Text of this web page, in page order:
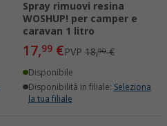
Spray rimuovi resina
WOSHUP! per camper e
caravan 1 litro
17,99 €PVP 18,90€
Disponibile
Disponibilità in filiale: Seleziona
la tua filiale